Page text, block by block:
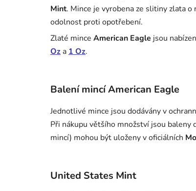
Mint. Mince je vyrobena ze slitiny zlata
odolnost proti opotřebení.
Zlaté mince American Eagle jsou
Oz a 1 Oz.
Balení mincí American Eagle
Jednotlivé mince jsou dodávány v
Při nákupu většího množství jsou baleny
mincí) mohou být uloženy v oficiálních
United States Mint